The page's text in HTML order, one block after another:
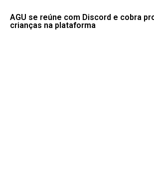
AGU se reúne com Discord e cobra
crianças na plataforma